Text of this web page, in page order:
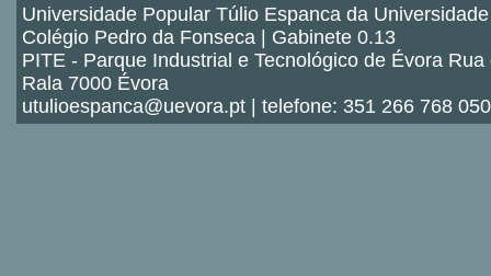
Universidade Popular Túlio Espanca da
Colégio Pedro da Fonseca | Gabinete 0.13
PITE - Parque Industrial e Tecnológico de Évora Rua
Rala 7000 Évora
utulioespanca@uevora.pt | telefone: 351 266 768 050